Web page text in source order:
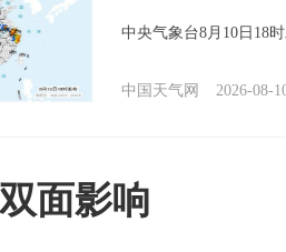
中央气象台8月10日18
中国天气网 2026-08-
面影响